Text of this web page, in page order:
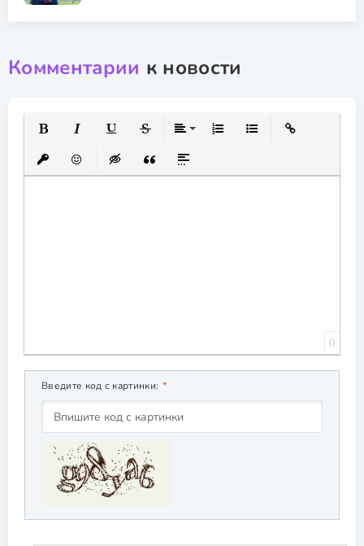
Комментарии к новости
Полужирный Подчеркнутый
ЗачеркнутыйВыравнивание
Вставить защищенную ссылку
Вставить смайлик
Вставка скрытого текста
Вставка цитаты
Вставка спойлера
0
Введите код с картинки: